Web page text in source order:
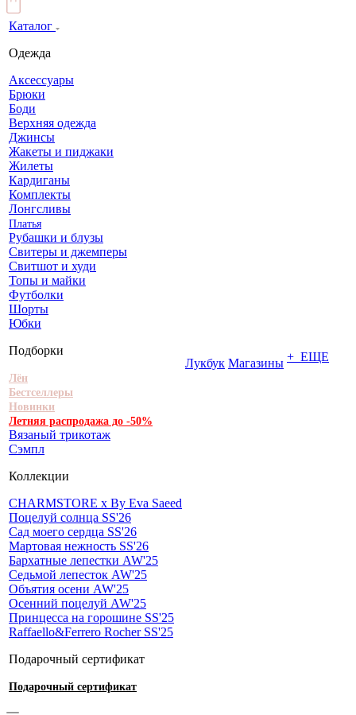
Каталог
Одежда
Аксессуары
Брюки
Боди
Верхняя одежда
Джинсы
Жакеты и пиджаки
Жилеты
Кардиганы
Комплекты
Лонгсливы
Платья
Рубашки и блузы
Свитеры и джемперы
Свитшот и худи
Топы и майки
Футболки
Шорты
Юбки
Подборки
Лён
Бестселлеры
Новинки
Летняя распродажа до -50%
Вязаный трикотаж
Сэмпл
Коллекции
CHARMSTORE х By Eva Saeed
Поцелуй солнца SS'26
Сад моего сердца SS'26
Мартовая нежность SS'26
Бархатные лепестки AW'25
Седьмой лепесток AW'25
Объятия осени AW'25
Осенний поцелуй AW'25
Принцесса на горошине SS'25
Raffaello&Ferrero Rocher SS'25
Подарочный сертификат
Подарочный сертификат
Лукбук Магазины + ЕЩЕ